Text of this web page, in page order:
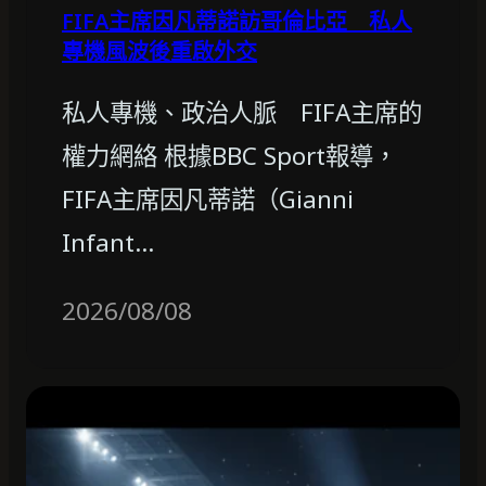
FIFA主席因凡蒂諾訪哥倫比亞 私人
專機風波後重啟外交
私人專機、政治人脈 FIFA主席的
權力網絡 根據BBC Sport報導，
FIFA主席因凡蒂諾（Gianni
Infant…
2026/08/08